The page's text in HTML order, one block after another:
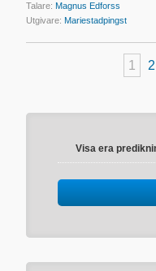
Talare:Magnus Edforss
Utgivare:Mariestadpingst
1 2
Visa era